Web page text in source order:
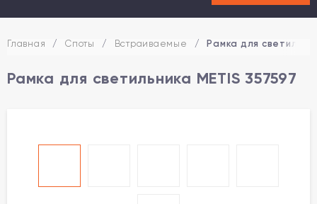
Главная / Споты / Встраиваемые / Рамка для
Рамка для светильника METIS 357597